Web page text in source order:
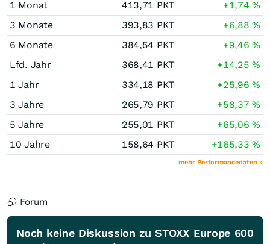
1 Monat 413,71 PKT +1,74%
3 Monate
393,83 PKT +6,88%
6 Monate
384,54 PKT +9,46%
Lfd. Jahr
368,41 PKT +14,25%
1 Jahr
334,18 PKT +25,96%
3 Jahre
265,79 PKT +58,37%
5 Jahre
255,01 PKT +65,06%
10 Jahre
158,64 PKT +165,33%
mehr Performancedaten »
Forum
Noch keine Diskussion zu STOXX Europe 600